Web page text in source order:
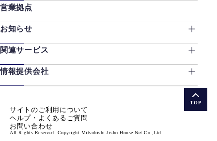
営業拠点
お知らせ
関連サービス
情報提供会社
サイトのご利用について
ヘルプ・よくあるご質問
お問い合わせ
All Rights Reserved. Copyright Mitsubishi Jisho House Net Co.,Ltd.
TOP